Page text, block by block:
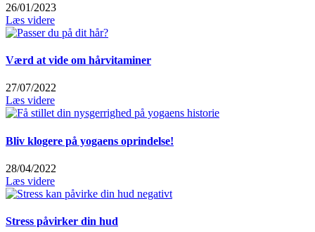
26/01/2023
Læs videre
Værd at vide om hårvitaminer
27/07/2022
Læs videre
Bliv klogere på yogaens oprindelse!
28/04/2022
Læs videre
Stress påvirker din hud